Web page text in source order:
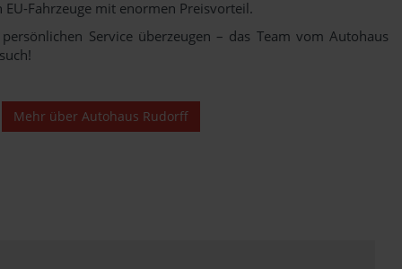
Fahrzeuge mit enormen Preisvorteil.
Service überzeugen – das Team vom Autohaus
Mehr über Autohaus Rudorff